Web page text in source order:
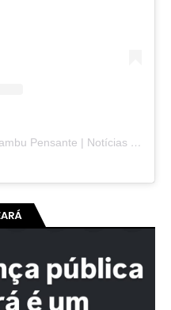
Um post compartilhado por Pirambu Pensante | Notícias & Entretenimento (@pirambupensante)